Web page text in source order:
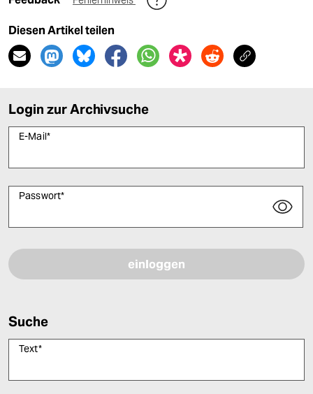
Diesen Artikel teilen
Login zur Archivsuche
E-Mail*
Passwort*
Suche
Text*